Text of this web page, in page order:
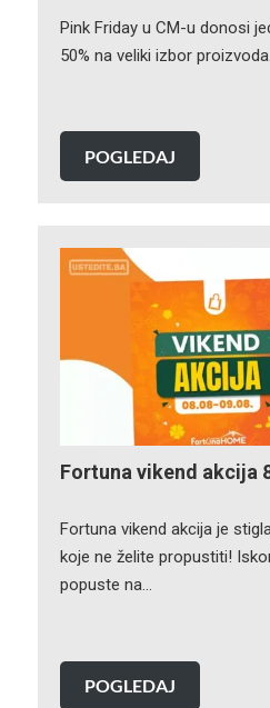
Pink Friday u CM-u donosi
50% na veliki izbor
POGLEDAJ
Fortuna vikend akcija
Fortuna vikend akcija je
koje ne želite propustiti!
popuste na…
POGLEDAJ